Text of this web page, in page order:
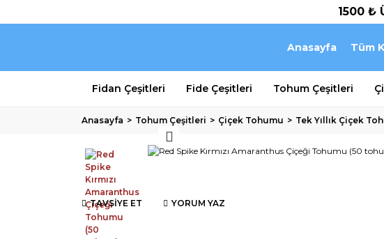
1500 ₺
Anasayfa Tüm
Fidan Çeşitleri Fide Çeşitleri Tohum Çeşitleri
Anasayfa Tohum Çeşitleri Çiçek Tohumu Tek Yıllık Çiçek
TAVSİYE ET YORUM YAZ